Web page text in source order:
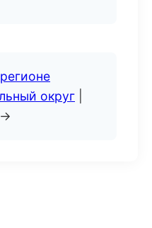
округ
→